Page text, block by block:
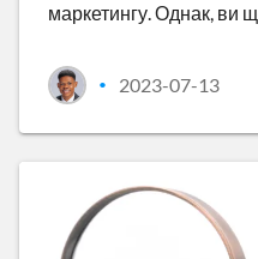
маркетингу. Однак, ви
• 2023-07-13